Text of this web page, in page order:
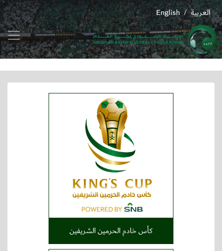
English / العربية
كأس خادم الحرمين الشريفين